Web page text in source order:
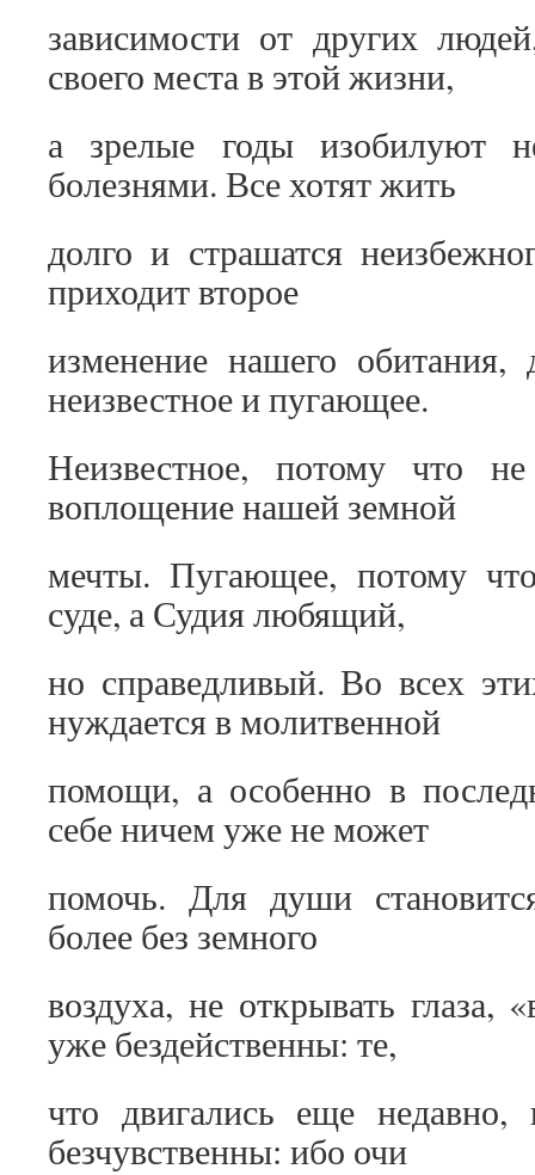
зависимости от других
своего места в этой жизни,
а зрелые годы изобилуют
болезнями. Все хотят жить
долго и страшатся
приходит второе
изменение нашего
неизвестное и пугающее.
Неизвестное, потому что
воплощение нашей земной
мечты. Пугающее, потому
суде, а Судия любящий,
но справедливый. Во всех
нуждается в молитвенной
помощи, а особенно в
себе ничем уже не может
помочь. Для души
более без земного
воздуха, не открывать глаза,
уже бездейственны: те,
что двигались еще
безчувственны: ибо очи